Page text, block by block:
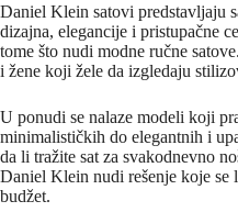
Daniel Klein satovi predstavljaju
dizajna, elegancije i pristupačne
tome što nudi modne ručne
i žene koji žele da izgledaju
U ponudi se nalaze modeli koji
minimalističkih do elegantnih i
da li tražite sat za svakodnevno
Daniel Klein nudi rešenje koje se
budžet.